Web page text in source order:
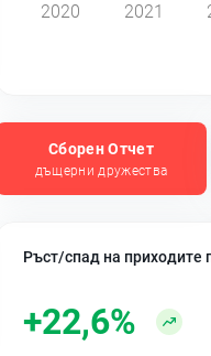
2020 2021
Сборен Отчет
дъщерни дружества
Ръст/спад на приходите
+22,6%